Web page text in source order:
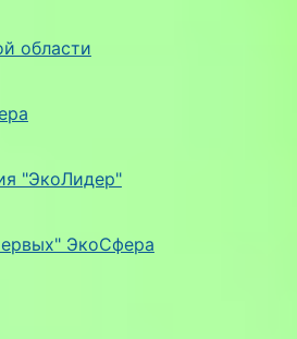
области
"ЭкоЛидер"
ЭкоСфера